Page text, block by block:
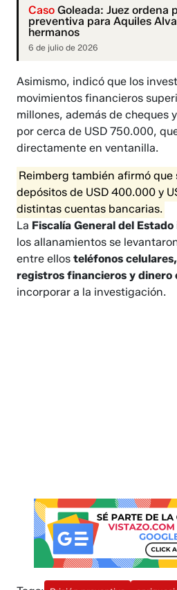
Caso Goleada: Juez ordena
preventiva para Aquiles
hermanos
6 de julio de 2026
Asimismo, indicó que los
movimientos financieros
millones, además de cheques
por cerca de USD 750.000,
directamente en ventanilla.
Reimberg también afirmó
depósitos de USD 400.000 y
distintas cuentas bancarias.
La Fiscalía General del Estado
los allanamientos se
entre ellosteléfonos
registros financieros y dinero
incorporar a la investigación.